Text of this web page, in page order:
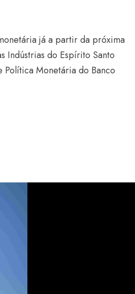
já a partir da próxima
Indústrias do Espírito Santo
Monetária do Banco